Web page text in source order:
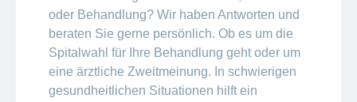
oder Behandlung? Wir haben Antworten und
beraten Sie gerne persönlich. Ob es um die
Spitalwahl für Ihre Behandlung geht oder um
eine ärztliche Zweitmeinung. In schwierigen
gesundheitlichen Situationen hilft ein